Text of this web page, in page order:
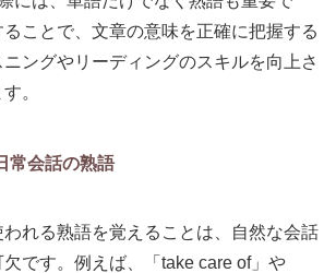
ことで、文章の意味を正確に把握する
ングやリーディングのスキルを向上さ
。
常会話の熟語
われる熟語を覚えることは、自然な会話
です。例えば、「take care of」や